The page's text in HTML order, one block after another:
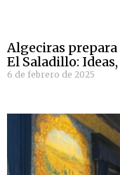
Algeciras
El Saladillo:
6 de febrero de 2025